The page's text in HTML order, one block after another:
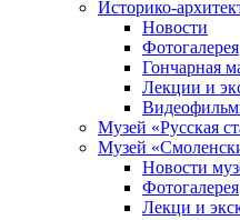
Историко-
Новости
Фотогалерея
Гончарная
Лекции и
Музей «Русская
Музей
Новости
Фотогалерея
Лекци и